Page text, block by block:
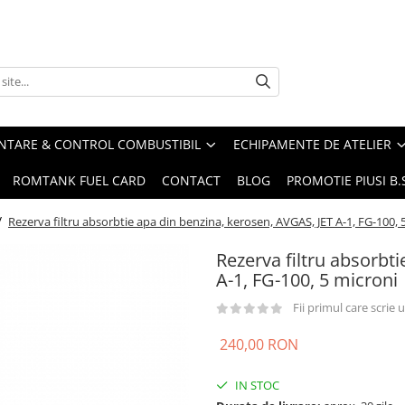
& CONTROL COMBUSTIBIL ECHIPAMENTE DE ATELIER
ROMTANK FUEL CARD CONTACT BLOG PROMOTIE PIUSI
Rezerva filtru absorbtie apa din benzina, kerosen, AVGAS, JET A-1, FG-100,
Rezerva filtru
A-1, FG-100, 5 microni
Fii primul care scrie
240,00 RON
IN STOC